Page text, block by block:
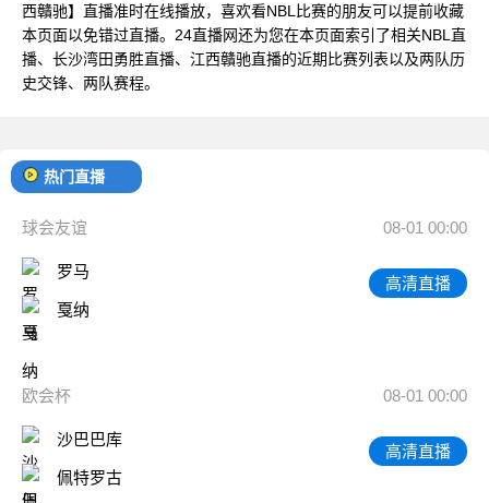
西贛驰】直播准时在线播放，喜欢看NBL比赛的朋友可以提前收藏
本页面以免错过直播。24直播网还为您在本页面索引了相关NBL直
播、长沙湾田勇胜直播、江西贛驰直播的近期比赛列表以及两队历
史交锋、两队赛程。
热门直播
球会友谊 08-01 00:00
罗马
戛纳
高清直播
欧会杯 08-01 00:00
沙巴巴库
佩特罗古
高清直播